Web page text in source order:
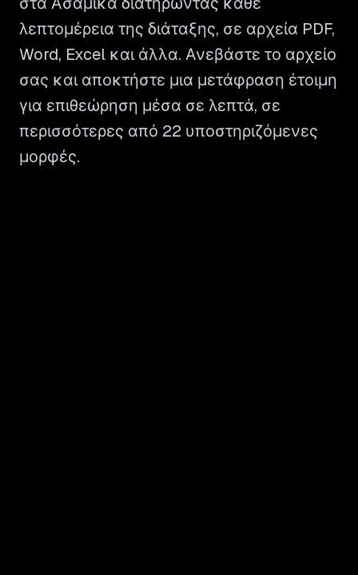
λεπτομέρεια της διάταξης, σε αρχεία PDF,
Word, Excel και άλλα. Ανεβάστε το αρχείο
σας και αποκτήστε μια μετάφραση έτοιμη
για επιθεώρηση μέσα σε λεπτά, σε
περισσότερες από 22 υποστηριζόμενες
μορφές.